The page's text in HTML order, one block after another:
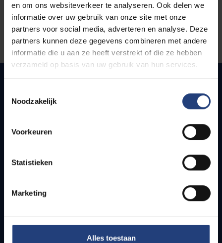
en om ons websiteverkeer te analyseren. Ook delen we
informatie over uw gebruik van onze site met onze
partners voor social media, adverteren en analyse. Deze
partners kunnen deze gegevens combineren met andere
informatie die u aan ze heeft verstrekt of die ze hebben
verzameld op basis van uw gebruik van hun services.
Noodzakelijk
Voorkeuren
Statistieken
Marketing
Alles toestaan
Quick links
How to get to the VUB campuses